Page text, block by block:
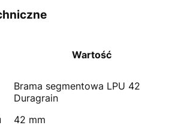
Wartość
Brama segmentowa LPU 42
Duragrain
42 mm